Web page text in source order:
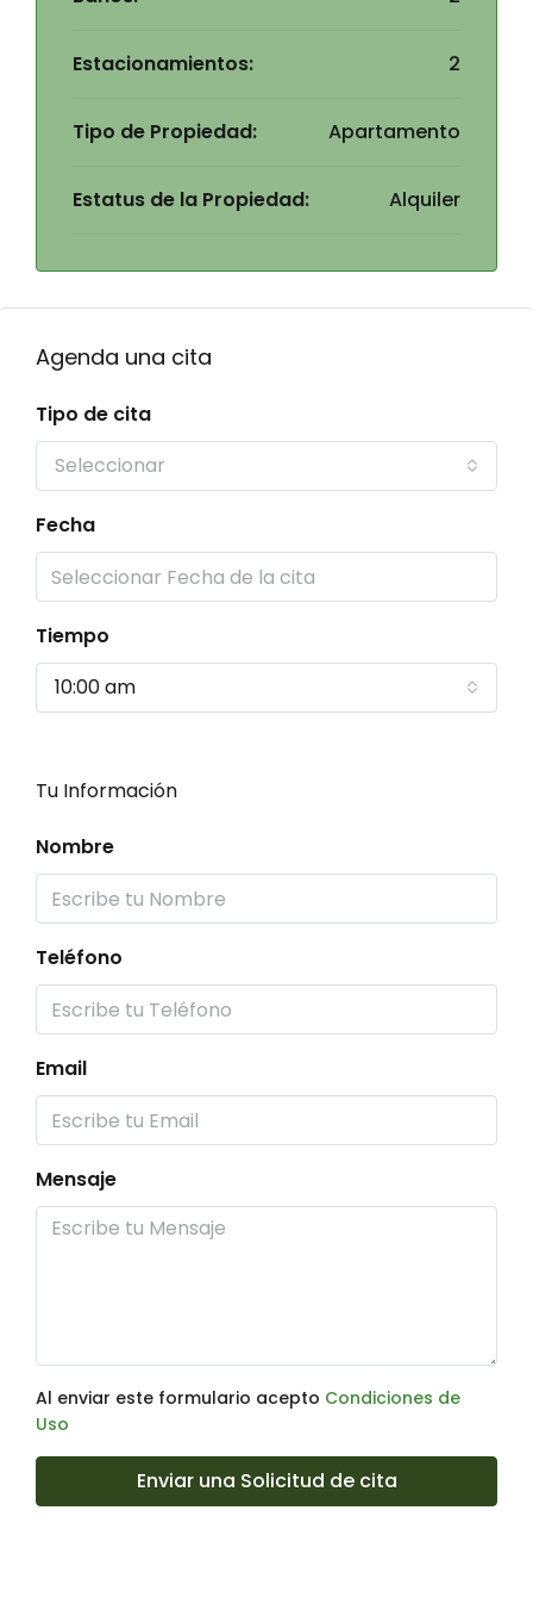
Estacionamientos: 2
Tipo de Propiedad: Apartamento
Estatus de la Propiedad: Alquiler
Agenda una cita
Tipo de cita
Seleccionar
Fecha
Tiempo
10:00 am
Tu Información
Nombre
Teléfono
Email
Mensaje
Al enviar este formulario acepto Condiciones de
Uso
Enviar una Solicitud de cita